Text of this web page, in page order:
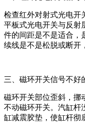
检查红外对射式光电开
平板式光电开关与反射
件的间距是不是适合，
续线是不是松脱或断开
三、磁环开关信号不好
磁环开关部位歪斜，挪
不动磁环开关。汽缸杆
缸减震胶垫，使缸杆彻